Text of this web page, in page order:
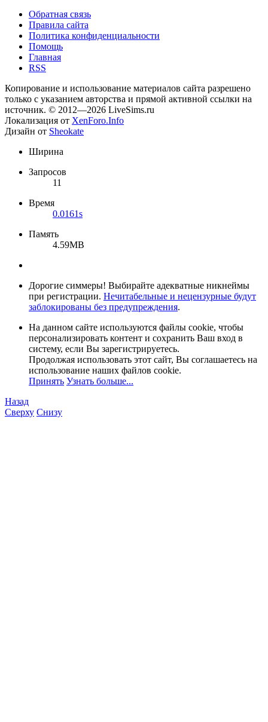
Обратная связь
Правила сайта
Политика конфиденциальности
Помощь
Главная
RSS
Копирование и использование материалов сайта разрешено
только с указанием авторства и прямой активной ссылки на
источник. © 2012—2026 LiveSims.ru
Локализация от XenForo.Info
Дизайн от Sheokate
Ширина
Запросов
11
Время
0.0161s
Память
4.59MB
Дорогие симмеры! Выбирайте адекватные никнеймы
при регистрации. Нечитабельные и нецензурные будут
заблокированы без предупреждения.
На данном сайте используются файлы cookie, чтобы
персонализировать контент и сохранить Ваш вход в
систему, если Вы зарегистрируетесь.
Продолжая использовать этот сайт, Вы соглашаетесь на
использование наших файлов cookie.
Принять Узнать больше...
Назад
Сверху Снизу